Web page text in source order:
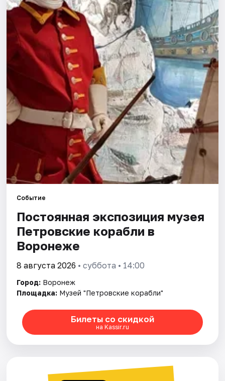
Города
Площадки
Артисты
Рейтинги
Событие
Постоянная экспозиция музея
Петровские корабли в
Воронеже
8 августа 2026 • суббота • 14:00
Город: Воронеж
Площадка: Музей "Петровские корабли"
Билеты со скидкой
на Kassir.ru